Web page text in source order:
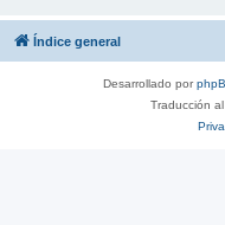
Índice general
Desarrollado por
Traducción